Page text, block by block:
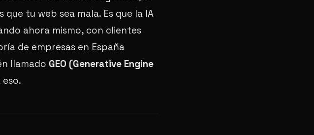
que tu web sea mala. Es que la IA
ahora mismo, con clientes
de empresas en España
llamado GEO (Generative Engine